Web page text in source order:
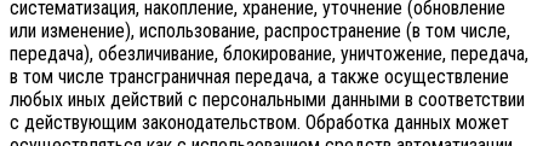
систематизация, накопление, хранение, уточнение (обновление
или изменение), использование, распространение (в том числе,
передача), обезличивание, блокирование, уничтожение, передача,
в том числе трансграничная передача, а также осуществление
любых иных действий с персональными данными в соответствии
с действующим законодательством. Обработка данных может